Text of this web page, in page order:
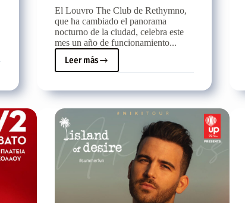
El Louvro The Club de Rethymno,
que ha cambiado el panorama
nocturno de la ciudad, celebra este
mes un año de funcionamiento...
Leer más
El
club
de
Rethymno
primer
aniversario
con